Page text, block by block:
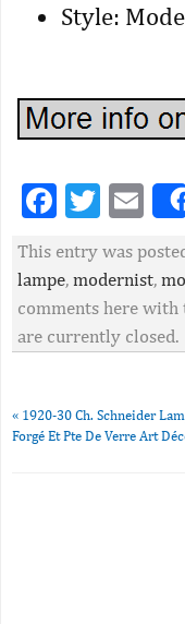
Style:
This entry was
lampe, modernist,
comments here with
are currently closed.
« 1920-30 Ch. Schneider
Forgé Et Pte De Verre Art